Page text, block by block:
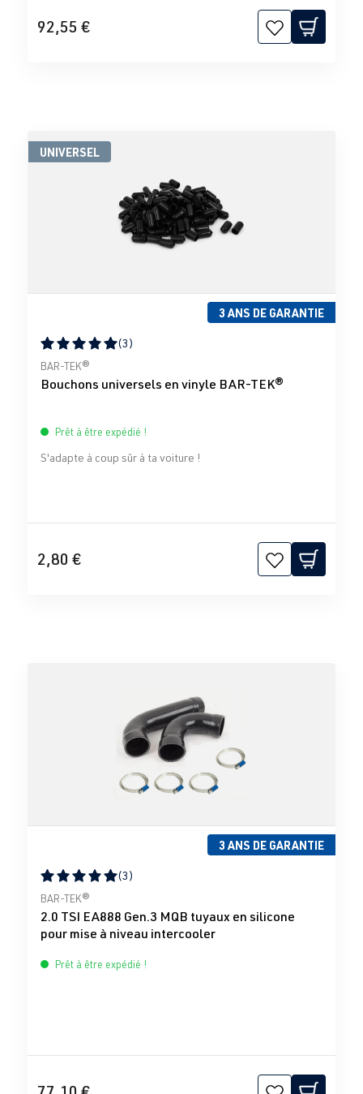
92,55 €
UNIVERSEL
3 ANS DE GARANTIE
Note moyenne de 5 sur 5 étoiles
(3)
BAR-TEK®
Bouchons universels en vinyle BAR-TEK®
Prêt à être expédié !
S'adapte à coup sûr à ta voiture !
2,80 €
3 ANS DE GARANTIE
Note moyenne de 5 sur 5 étoiles
(3)
BAR-TEK®
2.0 TSI EA888 Gen.3 MQB tuyaux en silicone
pour mise à niveau intercooler
Prêt à être expédié !